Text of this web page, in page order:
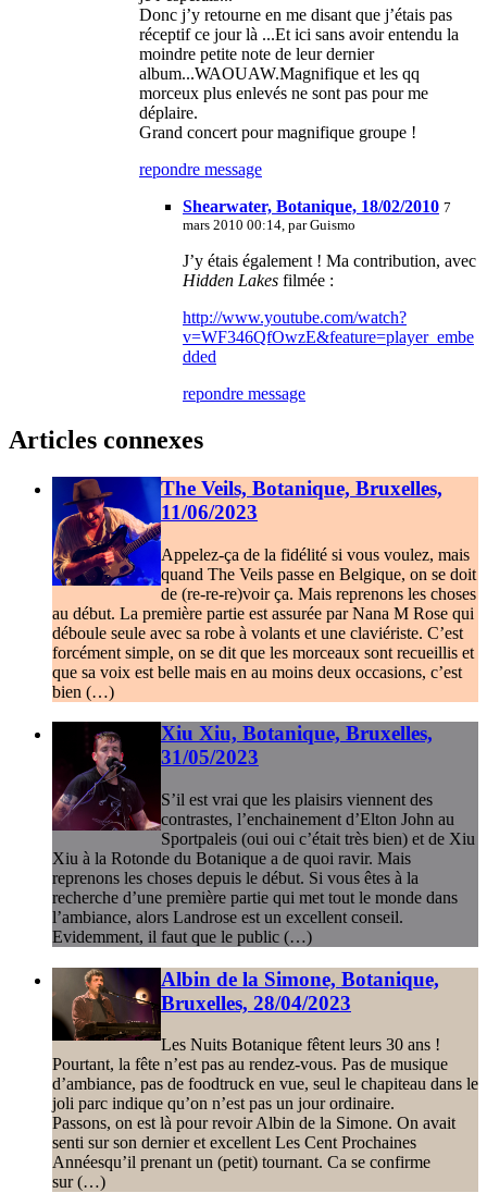
Donc j’y retourne en me disant que j’étais pas
réceptif ce jour là ...Et ici sans avoir entendu la
moindre petite note de leur dernier
album...WAOUAW.Magnifique et les qq
morceux plus enlevés ne sont pas pour me
déplaire.
Grand concert pour magnifique groupe !
repondre message
Shearwater, Botanique, 18/02/2010 7
mars 2010 00:14, parGuismo
J’y étais également ! Ma contribution, avec
Hidden Lakes filmée :
http://www.youtube.com/watch?
v=WF346QfOwzE&feature=player_embe
dded
repondre message
Articles connexes
The Veils, Botanique, Bruxelles,
11/06/2023
Appelez-ça de la fidélité si vous voulez, mais
quand The Veils passe en Belgique, on se doit
de (re-re-re)voir ça. Mais reprenons les choses
au début. La première partie est assurée par Nana M Rose qui
déboule seule avec sa robe à volants et une claviériste. C’est
forcément simple, on se dit que les morceaux sont recueillis et
que sa voix est belle mais en au moins deux occasions, c’est
bien (…)
Xiu Xiu, Botanique, Bruxelles,
31/05/2023
S’il est vrai que les plaisirs viennent des
contrastes, l’enchainement d’Elton John au
Sportpaleis (oui oui c’était très bien) et de Xiu
Xiu à la Rotonde du Botanique a de quoi ravir. Mais
reprenons les choses depuis le début. Si vous êtes à la
recherche d’une première partie qui met tout le monde dans
l’ambiance, alors Landrose est un excellent conseil.
Evidemment, il faut que le public (…)
Albin de la Simone, Botanique,
Bruxelles, 28/04/2023
Les Nuits Botanique fêtent leurs 30 ans !
Pourtant, la fête n’est pas au rendez-vous. Pas de musique
d’ambiance, pas de foodtruck en vue, seul le chapiteau dans le
joli parc indique qu’on n’est pas un jour ordinaire.
Passons, on est là pour revoir Albin de la Simone. On avait
senti sur son dernier et excellent Les Cent Prochaines
Annéesqu’il prenant un (petit) tournant. Ca se confirme
sur (…)